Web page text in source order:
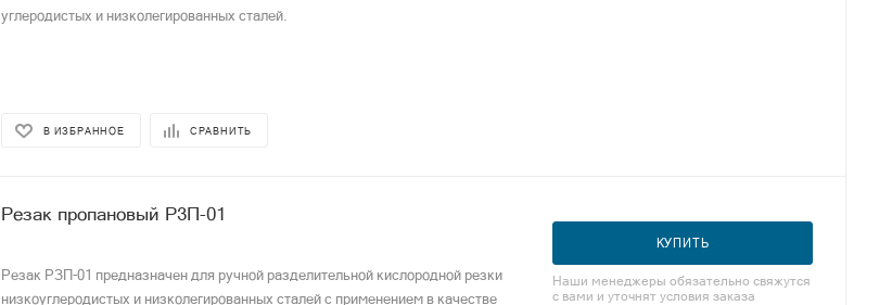
углеродистых и низколегированных сталей.
В ИЗБРАННОЕ СРАВНИТЬ
Резак пропановый Р3П-01
Резак РЗП-01 предназначен для ручной разделительной кислородной резки
низкоуглеродистых и низколегированных сталей с применением в качестве
КУПИТЬ
Наши менеджеры обязательно свяжутся
с вами и уточнят условия заказа